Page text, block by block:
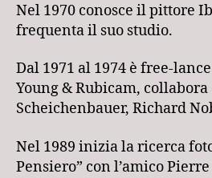
Nel 1970 conosce il pittore
frequenta il suo studio.
Dal 1971 al 1974 è free-
Young & Rubicam,
Scheichenbauer, Richard
Nel 1989 inizia la ricerca
Pensiero” con l’amico